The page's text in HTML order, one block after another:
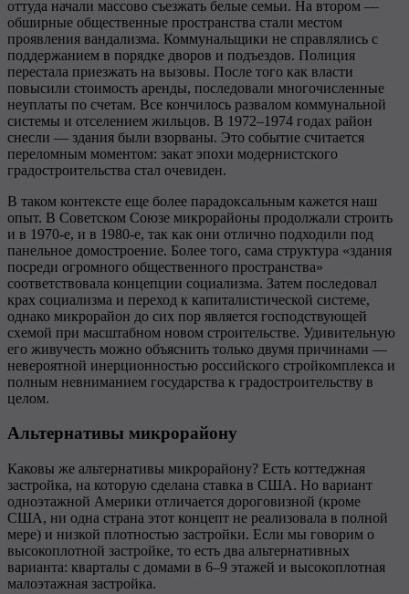
оттуда начали массово съезжать белые семьи. На втором —
обширные общественные пространства стали местом
проявления вандализма. Коммунальщики не справлялись с
поддержанием в порядке дворов и подъездов. Полиция
перестала приезжать на вызовы. После того как власти
повысили стоимость аренды, последовали многочисленные
неуплаты по счетам. Все кончилось развалом коммунальной
системы и отселением жильцов. В 1972–1974 годах район
снесли — здания были взорваны. Это событие считается
переломным моментом: закат эпохи модернистского
градостроительства стал очевиден.
В таком контексте еще более парадоксальным кажется наш
опыт. В Советском Союзе микрорайоны продолжали строить
и в 1970-е, и в 1980-е, так как они отлично подходили под
панельное домостроение. Более того, сама структура «здания
посреди огромного общественного пространства»
соответствовала концепции социализма. Затем последовал
крах социализма и переход к капиталистической системе,
однако микрорайон до сих пор является господствующей
схемой при масштабном новом строительстве. Удивительную
его живучесть можно объяснить только двумя причинами —
невероятной инерционностью российского стройкомплекса и
полным невниманием государства к градостроительству в
целом.
Альтернативы микрорайону
Каковы же альтернативы микрорайону? Есть коттеджная
застройка, на которую сделана ставка в США. Но вариант
одноэтажной Америки отличается дороговизной (кроме
США, ни одна страна этот концепт не реализовала в полной
мере) и низкой плотностью застройки. Если мы говорим о
высокоплотной застройке, то есть два альтернативных
варианта: кварталы с домами в 6–9 этажей и высокоплотная
малоэтажная застройка.